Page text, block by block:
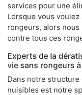
services pour une
Lorsque vous
rongeurs, alors
contre tous ces
Experts de la
vie sans rongeurs
Dans notre
nuisibles est notre